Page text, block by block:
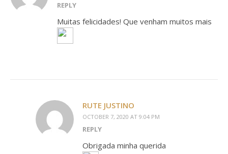
REPLY
Muitas felicidades! Que venham muitos mais
RUTE JUSTINO
OCTOBER 7, 2020 AT 9:04 PM
REPLY
Obrigada minha querida